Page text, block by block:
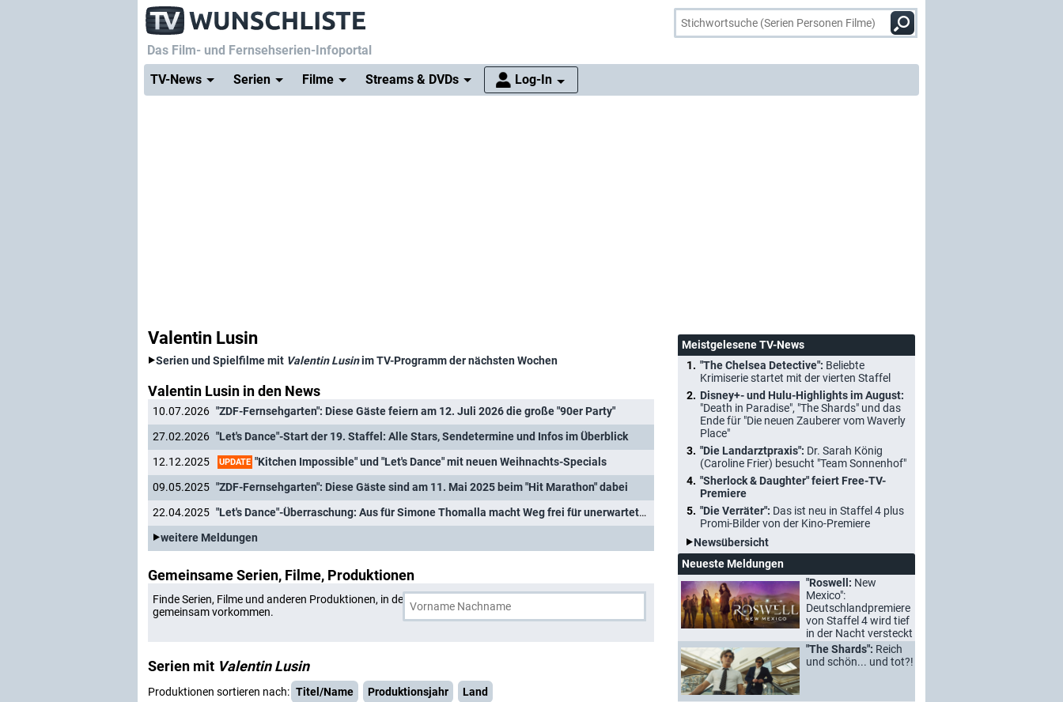
Das Film- und Fernsehserien-Infoportal
TV-News
Serien Filme Streams & DVDs Log-In
Valentin Lusin
Serien und Spielfilme mit Valentin Lusinim TV-Programm der nächsten Wochen
Valentin Lusin in den News
10.07.2026 "ZDF-Fernsehgarten": Diese Gäste feiern am 12. Juli 2026 die große "90er Party"
27.02.2026 "Let's Dance"-Start der 19. Staffel: Alle Stars, Sendetermine und Infos im Überblick
12.12.2025
UPDATE "Kitchen Impossible" und "Let's Dance" mit neuen Weihnachts-Specials
09.05.2025 "ZDF-Fernsehgarten": Diese Gäste sind am 11. Mai 2025 beim "Hit Marathon" dabei
22.04.2025
"Let's Dance"-Überraschung: Aus für Simone Thomalla macht Weg frei für unerwartete Rückkehr
weitere Meldungen
Gemeinsame Serien, Filme, Produktionen
Finde Serien, Filme und anderen Produktionen, in denen Valentin Lusin
gemeinsam vorkommen.
Serien mit Valentin Lusin
Produktionen sortieren nach: Titel/Name Produktionsjahr Land
Meistgelesene TV-News
"The Chelsea Detective": Beliebte
Krimiserie startet mit der vierten Staffel
Disney+- und Hulu-Highlights im August:
"Death in Paradise", "The Shards" und das
Ende für "Die neuen Zauberer vom Waverly
Place"
"Die Landarztpraxis": Dr. Sarah König
(Caroline Frier) besucht "Team Sonnenhof"
"Sherlock & Daughter" feiert Free-TV-
Premiere
"Die Verräter": Das ist neu in Staffel 4 plus
Promi-Bilder von der Kino-Premiere
Newsübersicht
Neueste Meldungen
"Roswell: New
Mexico":
Deutschlandpremiere
von Staffel 4 wird tief
in der Nacht versteckt
"The Shards": Reich
und schön... und tot?!